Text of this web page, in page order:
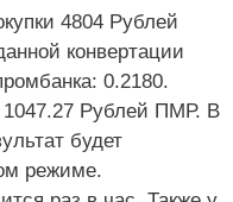
4804 Рублей
конвертации
0.2180.
1047.27 Рублей ПМР. В
будет
режиме.